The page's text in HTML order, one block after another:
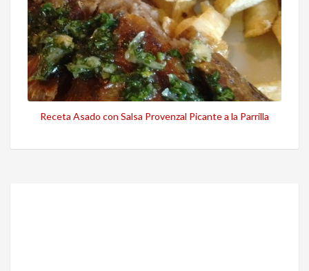
Receta Asado con Salsa Provenzal Picante a la Parrilla